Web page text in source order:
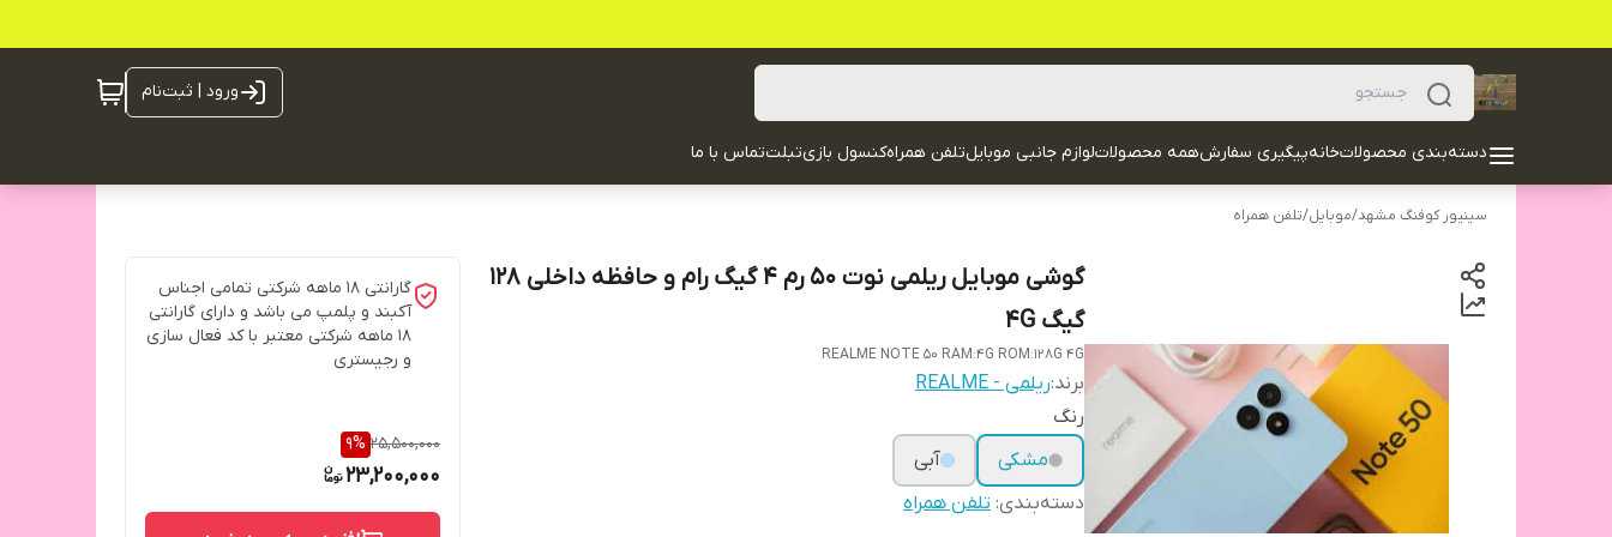
ورود | ثبت‌نام
دسته‌بندی محصولاتخانهپیگیری سفارشهمه محصولاتلوازم جانبی موبایلتلفن همراهکنسول بازیتبلتتماس با ما
سینیور کوفنگ مشهد/موبایل/تلفن همراه
گوشی موبایل ریلمی نوت 50 رم 4 گیگ رام و حافظه داخلی 128
گیگ 4G
REALME NOTE 50 RAM:4G ROM:128G 4G
برند:ریلمی - REALME
رنگ
مشکی
آبی
دسته‌بندی: تلفن همراه
گارانتی ۱۸ ماهه شرکتی تمامی اجناس
آکبند و پلمپ می باشد و دارای گارانتی
۱۸ ماهه شرکتی معتبر با کد فعال سازی
و رجیستری
25,500,000
9%
23,200,000